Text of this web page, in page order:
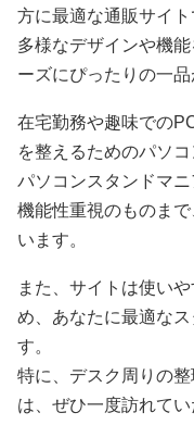
方に最適な通販サイト
多様なデザインや機
ーズにぴったりの一品
在宅勤務や趣味での
を整えるためのパソ
パソコンスタンドマ
機能性重視のものま
います。
また、サイトは使い
め、あなたに最適な
す。
特に、デスク周りの
は、ぜひ一度訪れてい